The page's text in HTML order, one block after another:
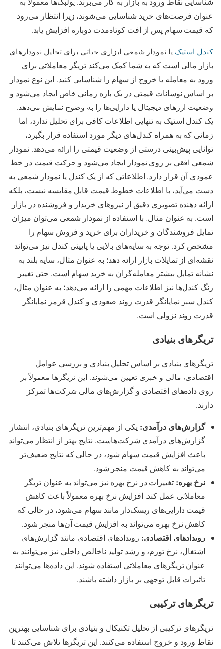
عنوان فرصت‌های خرید شناسایی می‌شوند، زیرا انتظار می‌رود
که قیمت سهام پس از افت کوتاه‌مدت دوباره افزایش یابد.
کندل استیک یا نمودار شمعی ابزاری حیاتی برای تحلیل نمودارهای
بازار مالی است که به شما کمک می‌کند تریگر معاملاتی برای
ورود به معامله یا خروج از سهام را شناسایی کنید. این نوع نمودار
بر اساس نوسانات قیمتی در یک بازه زمانی خاص ایجاد می‌شود و
وضعیت ارزهای دیجیتال یا دارایی‌ها را به وضوح نمایش می‌دهد.
یک کندل استیک به تنهایی اطلاعات کافی برای تحلیل ندارد، اما
زمانی که به همراه کندل‌های دیگر مورد استفاده قرار بگیرد،
توانایی پیش‌بینی درستی از وضعیت قیمتی را ارائه می‌دهد. نمودار
شمعی افقی بر روی نمودار ایجاد می‌شود و حرکت قیمت در خط
عمودی آن قرار دارد. اطلاعاتی که از یک کندل یا نمودار شمعی به
دست می‌آید، با اطلاعات خطوط قیمت قابل مقایسه نیست، بلکه
ارائه دهنده تصویری دقیق از نیروهای خریدار و فروشنده در بازار
است. به عنوان مثال، با استفاده از نمودار شمعی می‌توان میزان
تمایل فروشندگان و خریداران برای خرید و فروش سهام را
مشخص کرد. توجه به سایه‌های بالایی یا پایینی کندل نیز می‌تواند
نقشه‌ای از تمایلات بازار ارائه دهد؛ به عنوان مثال، سایه بلند به
نشانه تمایل بیشتر معامله‌گران به خرید سهام است. حتی تغییر
رنگ کندل‌ها نیز اطلاعات مهمی را ارائه می‌دهد؛ به عنوان مثال،
کندل سبز نمایانگر قدرت روند صعودی و کندل قرمز نمایانگر
قدرت روند نزولی است.
تریگرهای بنیادی
تریگرهای بنیادی بر اساس تحلیل بنیادی و بررسی عوامل
اقتصادی، مالی و خبری تعیین می‌شوند. این تریگرها معمولاً بر
روی داده‌های اقتصادی و گزارش‌های مالی شرکت‌ها تمرکز
دارند.
گزارش‌های درآمدی: یکی از مهم‌ترین تریگرهای بنیادی، انتشار
گزارش‌های درآمدی شرکت‌هاست. نتایج بهتر از انتظار می‌تواند
باعث افزایش قیمت سهام شود، در حالی که نتایج ضعیف‌تر
می‌تواند به کاهش قیمت منجر شود.
نرخ بهره: تغییرات در نرخ بهره نیز می‌تواند به عنوان تریگر
معاملاتی عمل کند. افزایش نرخ بهره معمولاً باعث کاهش
قیمت دارایی‌های ریسک‌دار مانند سهام می‌شود، در حالی که
کاهش نرخ بهره می‌تواند به افزایش قیمت آن‌ها منجر شود.
رویدادهای اقتصادی: رویدادهای اقتصادی مانند گزارش‌های
اشتغال، نرخ تورم، و رشد تولید ناخالص داخلی نیز می‌توانند به
عنوان تریگرهای معاملاتی استفاده شوند. این داده‌ها می‌توانند
تاثیرات قابل توجهی بر بازار داشته باشند.
تریگرهای ترکیبی
تریگرهای ترکیبی از تحلیل تکنیکال و بنیادی برای شناسایی بهترین
نقاط ورود و خروج استفاده می‌کنند. این تریگرها تلاش می‌کنند تا